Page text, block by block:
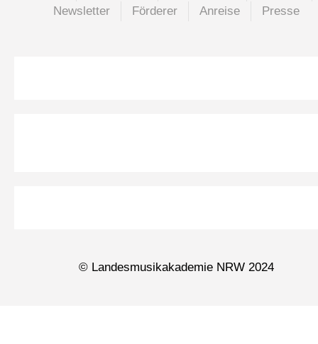
Newsletter
Förderer Anreise Presse
© Landesmusikakademie NRW 2024